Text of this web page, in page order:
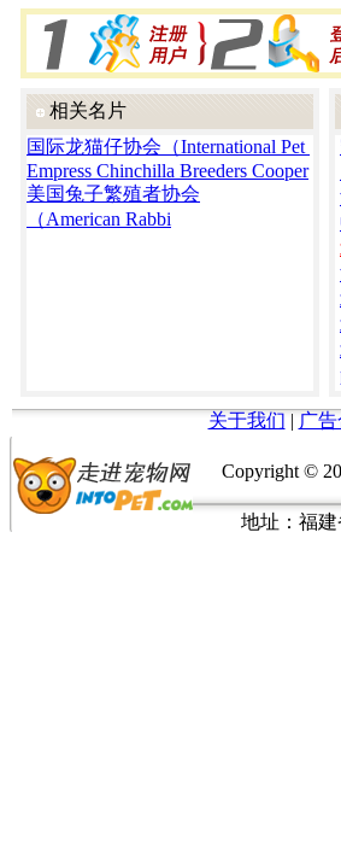
相关名片
国际龙猫仔协会（International Pet
Empress Chinchilla Breeders Cooper
美国兔子繁殖者协会
（American Rabbi
关于我们 | 广
Copyright ©
地址：福建